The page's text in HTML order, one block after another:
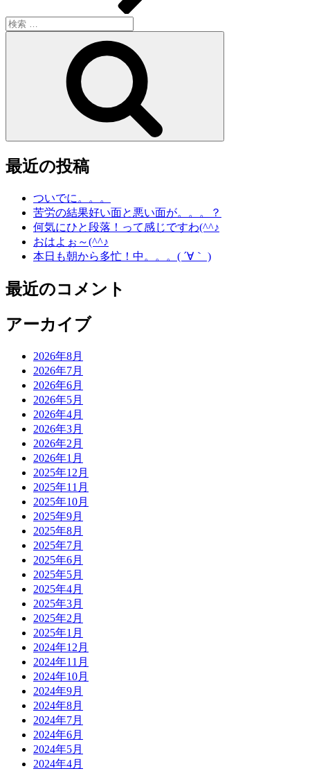
検
索:
最近の投稿
ついでに。。。
苦労の結果好い面と悪い面が。。。？
何気にひと段落！って感じですわ(^^♪
おはよぉ～(^^♪
本日も朝から多忙！中。。。( ´∀｀ )
最近のコメント
アーカイブ
2026年8月
2026年7月
2026年6月
2026年5月
2026年4月
2026年3月
2026年2月
2026年1月
2025年12月
2025年11月
2025年10月
2025年9月
2025年8月
2025年7月
2025年6月
2025年5月
2025年4月
2025年3月
2025年2月
2025年1月
2024年12月
2024年11月
2024年10月
2024年9月
2024年8月
2024年7月
2024年6月
2024年5月
2024年4月